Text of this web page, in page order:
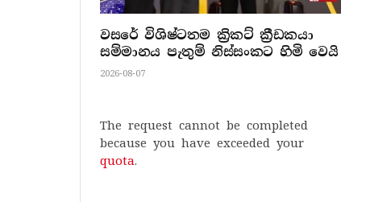
වසරේ විශිෂ්ටතම ක්‍රිකට් ක්‍රීඩකයා
සම්මානය පැතුම් නිස්සංකට හිමි වෙයි
2026-08-07
The request cannot be completed
because you have exceeded your
quota.